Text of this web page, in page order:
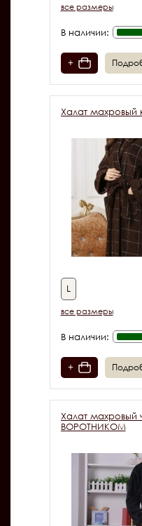
все размеры
В наличии:
+
Халат махровый
L
все размеры
В наличии:
+
Халат
ВОРОТНИКОМ